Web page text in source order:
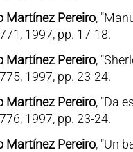
Martínez Pereiro,
1997, pp. 17-18.
Martínez Pereiro,
1997, pp. 23-24.
Martínez Pereiro, "Da
1997, pp. 23-24.
Martínez Pereiro, "Un